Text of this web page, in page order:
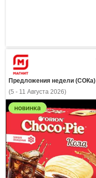
Предложения недели (СОКа)
(5 - 11 Августа 2026)